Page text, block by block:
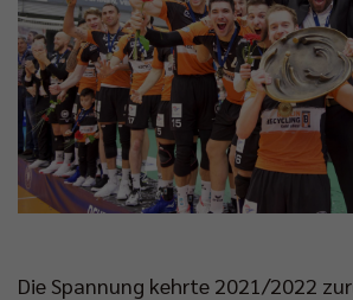
Die Spannung kehrte 2021/2022